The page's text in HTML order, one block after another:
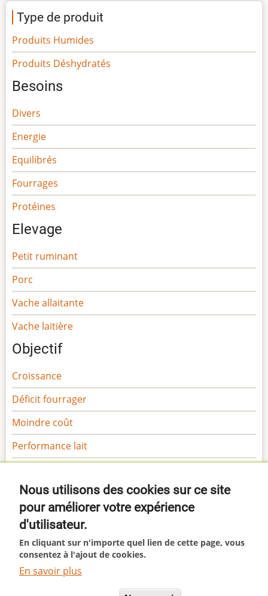
Type de produit
Produits Humides
Produits Déshydratés
Besoins
Divers
Energie
Equilibrés
Fourrages
Protéines
Elevage
Petit ruminant
Porc
Vache allaitante
Vache laitière
Objectif
Croissance
Déficit fourrager
Moindre coût
Performance lait
Sécurité
Gamme Margaron
Gamme Marga
© 2026 Margaron, All rights reserved.
This site uses cookies. By continuing to browse the site
Nous utilisons des cookies sur ce site
pour améliorer votre expérience
d'utilisateur.
En cliquant sur n'importe quel lien de cette page, vous
consentez à l'ajout de cookies.
En savoir plus